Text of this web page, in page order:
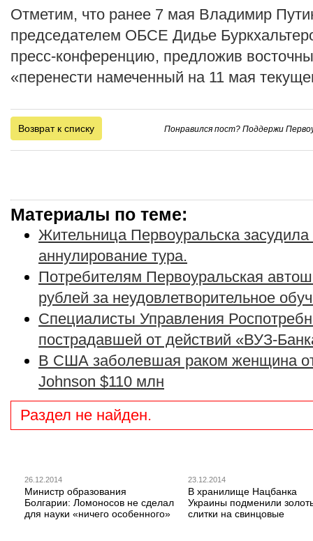
Отметим, что ранее 7 мая Владимир
председателем ОБСЕ Дидье
пресс-конференцию, предложив
«перенести намеченный на 11 мая
Возврат к списку Понравился пост? Поддержи
Материалы по теме:
Жительница Первоуральска
аннулирование тура.
Потребителям Первоуральская
рублей за неудовлетворительное
Специалисты Управления
пострадавшей от действий «ВУЗ-
В США заболевшая раком женщина
Johnson $110 млн
Раздел не найден.
26.12.2014
Министр образования
Болгарии: Ломоносов не сделал
для науки «ничего особенного»
23.12.2014
В хранилище Нацбанка
Украины подменили
слитки на свинцовые